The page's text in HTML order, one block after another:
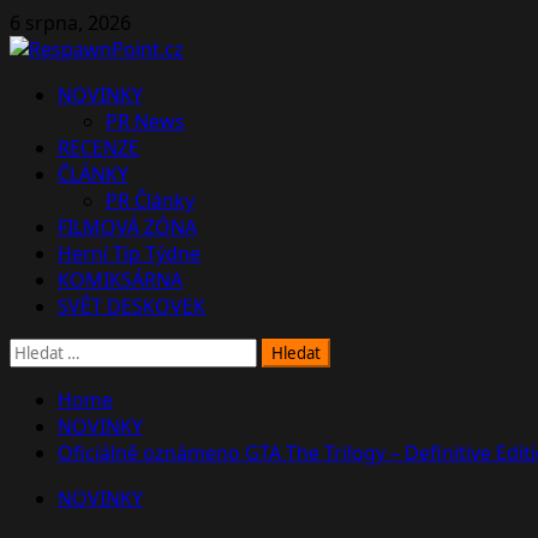
Skip
to
6 srpna, 2026
PrimaryNOVINKY
PR News
RECENZE
ČLÁNKY
PR Články
FILMOVÁ ZÓNA
Herní Tip Týdne
KOMIKSÁRNA
SVĚT DESKOVEK
Vyhledávání
Home
NOVINKY
Oficiálně oznámeno GTA The Trilogy – Definitive
NOVINKY